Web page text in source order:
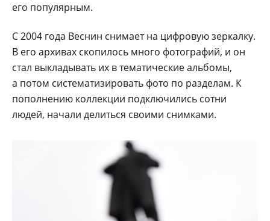
его популярным.
С 2004 года Веснин снимает на цифровую зеркалку.
В его архивах скопилось много фотографий, и он
стал выкладывать их в тематические альбомы,
а потом систематизировать фото по разделам. К
пополнению коллекции подключились сотни
людей, начали делиться своими снимками.